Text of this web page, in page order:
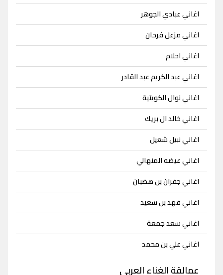
اغاني عبادي الجوهر
اغاني مزعل فرحان
اغاني احلام
اغاني عبد الكريم عبد القادر
اغاني نوال الكويتية
اغاني خالد ال بريك
اغاني نبيل شعيل
اغاني عيضه المنهالي
اغاني جفران بن هضبان
اغاني فهد بن سعيد
اغاني سعد جمعة
اغاني علي بن محمد
عمالقة الغناء العربي